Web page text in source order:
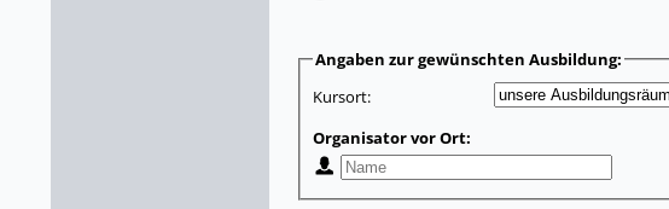
Angaben zur gewünschten Ausbildung:
Kursort:
Organisator vor Ort: